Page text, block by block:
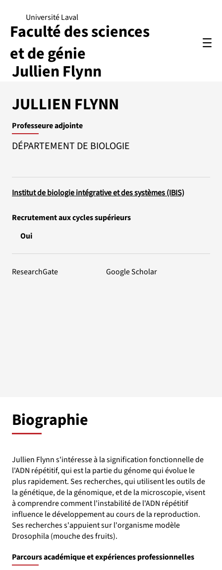
Jullien Flynn
Université Laval
Faculté des sciences
et de génie
JULLIEN FLYNN
Professeure adjointe
DÉPARTEMENT DE BIOLOGIE
Institut de biologie intégrative et des systèmes (IBIS)
Recrutement aux cycles supérieurs
Oui
ResearchGate Google Scholar
Biographie
Jullien Flynn s'intéresse à la signification fonctionnelle de
l'ADN répétitif, qui est la partie du génome qui évolue le
plus rapidement. Ses recherches, qui utilisent les outils de
la génétique, de la génomique, et de la microscopie, visent
à comprendre comment l'instabilité de l'ADN répétitif
influence le développement au cours de la reproduction.
Ses recherches s'appuient sur l'organisme modèle
Drosophila (mouche des fruits).
Parcours académique et expériences professionnelles